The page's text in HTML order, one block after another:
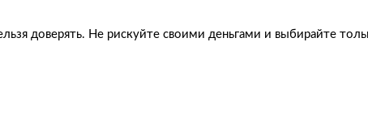
доверять. Не рискуйте своими деньгами и выбирайте